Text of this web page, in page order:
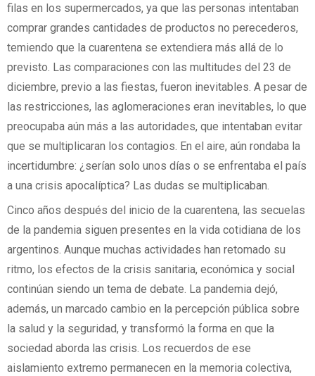
filas en los supermercados, ya que las personas intentaban
comprar grandes cantidades de productos no perecederos,
temiendo que la cuarentena se extendiera más allá de lo
previsto. Las comparaciones con las multitudes del 23 de
diciembre, previo a las fiestas, fueron inevitables. A pesar de
las restricciones, las aglomeraciones eran inevitables, lo que
preocupaba aún más a las autoridades, que intentaban evitar
que se multiplicaran los contagios. En el aire, aún rondaba la
incertidumbre: ¿serían solo unos días o se enfrentaba el país
a una crisis apocalíptica? Las dudas se multiplicaban.
Cinco años después del inicio de la cuarentena, las secuelas
de la pandemia siguen presentes en la vida cotidiana de los
argentinos. Aunque muchas actividades han retomado su
ritmo, los efectos de la crisis sanitaria, económica y social
continúan siendo un tema de debate. La pandemia dejó,
además, un marcado cambio en la percepción pública sobre
la salud y la seguridad, y transformó la forma en que la
sociedad aborda las crisis. Los recuerdos de ese
aislamiento extremo permanecen en la memoria colectiva,